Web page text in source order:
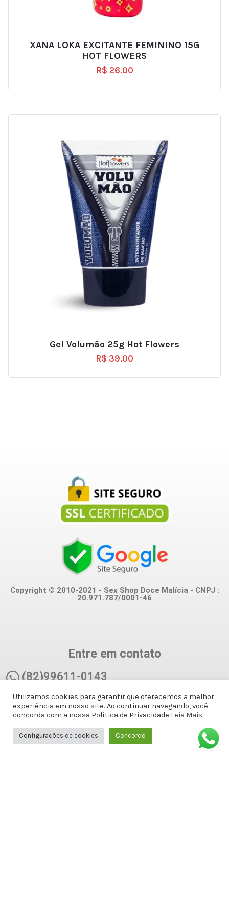
XANA LOKA EXCITANTE FEMININO 15G
HOT FLOWERS
R$ 26.00
Gel Volumão 25g Hot Flowers
R$ 39.00
Copyright © 2010-2021 - Sex Shop Doce Malícia - CNPJ :
20.971.787/0001-46
Entre em contato
(82)99611-0143
(82)99611-0143
docemalicianet@gmail.com
Utilizamos cookies para garantir que oferecemos a melhor
experiência em nosso site. Ao continuar navegando, você
concorda com a nossa Política de Privacidade Leia Mais.
Configurações de cookies Concordo